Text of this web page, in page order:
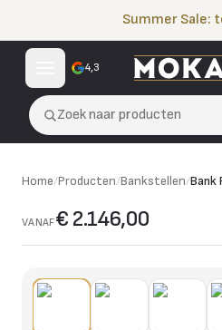
Summer Sale:
4,3
Zoek naar producten
Home/Producten/Bankstellen/Bank
VANAF€ 2.146,00